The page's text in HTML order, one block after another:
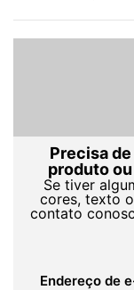
Precisa
produto
Se tiver
cores, texto
contato
Endereço de